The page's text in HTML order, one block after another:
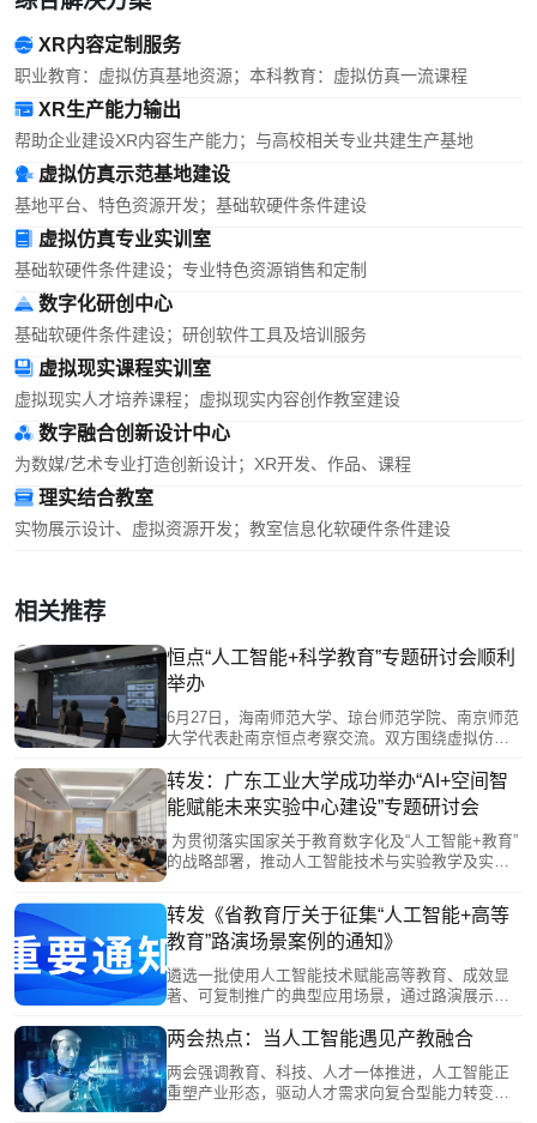
XR内容定制服务
职业教育：虚拟仿真基地资源；本科教育：虚拟仿真一流课程
XR生产能力输出
帮助企业建设XR内容生产能力；与高校相关专业共建生产基地
虚拟仿真示范基地建设
基地平台、特色资源开发；基础软硬件条件建设
虚拟仿真专业实训室
基础软硬件条件建设；专业特色资源销售和定制
数字化研创中心
基础软硬件条件建设；研创软件工具及培训服务
虚拟现实课程实训室
虚拟现实人才培养课程；虚拟现实内容创作教室建设
数字融合创新设计中心
为数媒/艺术专业打造创新设计；XR开发、作品、课程
理实结合教室
实物展示设计、虚拟资源开发；教室信息化软硬件条件建设
相关推荐
恒点“人工智能+科学教育”专题研讨会顺利
举办
6月27日，海南师范大学、琼台师范学院、南京师范
大学代表赴南京恒点考察交流。双方围绕虚拟仿真
等展开研讨。恒点展示AI空间智能赋能实验中心建
设方案、裸眼3D虚仿系统及课程编辑器实操，并结
合典型案例分享实践成果。此次交流促进了校企协
同，助力高校科学教育数字化转型与未来学习中心
建设。
转发：广东工业大学成功举办“AI+空间智
能赋能未来实验中心建设”专题研讨会
为贯彻落实国家关于教育数字化及“人工智能+教育”
的战略部署，推动人工智能技术与实验教学及实验
了“AI+空间智能赋能未来实验中心建设”专题研讨
会。
转发《省教育厅关于征集“人工智能+高等
教育”路演场景案例的通知》
遴选一批使用人工智能技术赋能高等教育、成效显
著、可复制推广的典型应用场景，通过路演展示、
能赋能我省高等教育改革发展。
两会热点：当人工智能遇见产教融合
两会强调教育、科技、人才一体推进，人工智能正
重塑产业形态，驱动人才需求向复合型能力转变。